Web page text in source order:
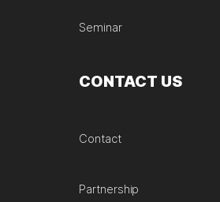
Seminar
CONTACT US
Contact
Partnership